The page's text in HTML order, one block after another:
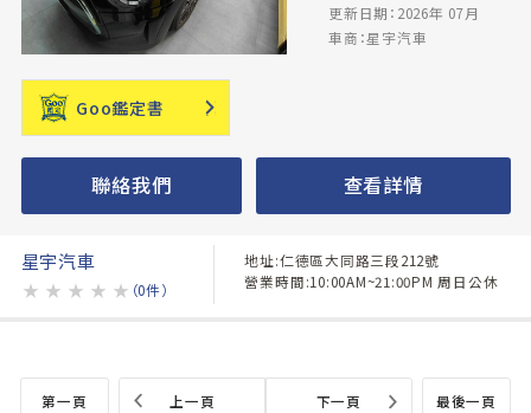
更新日期：2026年 07月
車商：星宇汽車
Goo鑑定書
聯絡我們 查看詳情
星宇汽車
★ ★ ★ ★ ★ （0件）
地址:仁德區大同路三段212號
營業時間:10:00AM~21:00PM 周日公休
第一頁 最後一頁
上一頁 下一頁